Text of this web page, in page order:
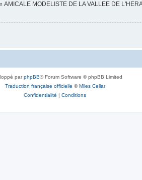
MODELISTE DE LA VALLEE DE
parphpBB® Forum Software © phpBB Limited
Traduction française officielle ©Miles Cellar
Confidentialité | Conditions